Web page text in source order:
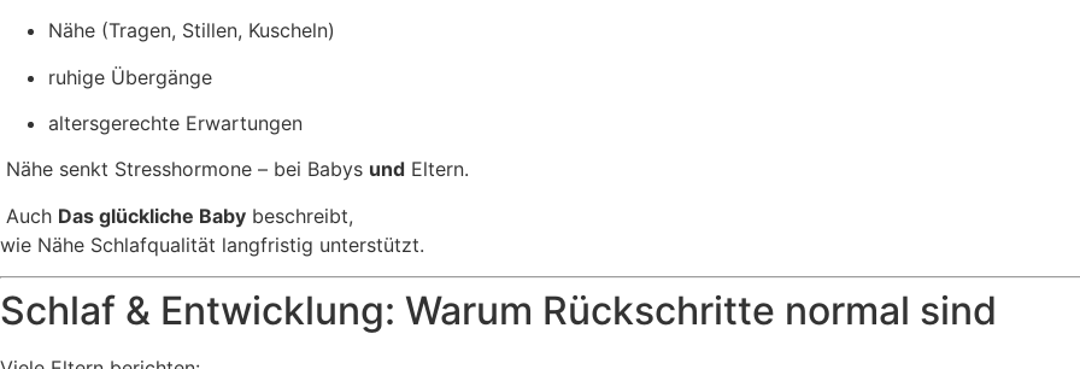
Nähe (Tragen, Stillen, Kuscheln)
ruhige Übergänge
altersgerechte Erwartungen
Nähe senkt Stresshormone – bei Babys und Eltern.
Auch Das glückliche Baby beschreibt,
wie Nähe Schlafqualität langfristig unterstützt.
Schlaf & Entwicklung: Warum Rückschritte normal sind